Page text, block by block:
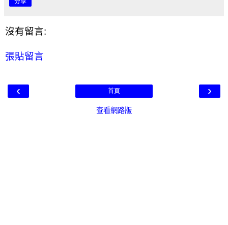
分享
沒有留言:
張貼留言
‹ ›
首頁
查看網路版